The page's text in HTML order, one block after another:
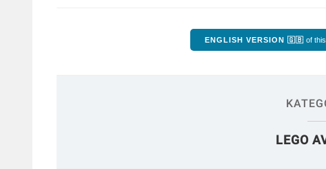
ENGLISH VERSION 🇬🇧 of
LEGO